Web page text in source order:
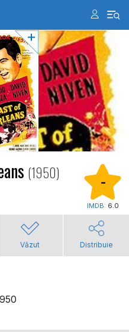
(1950)
-
IMDB: 6.0
Văzut Distribuie